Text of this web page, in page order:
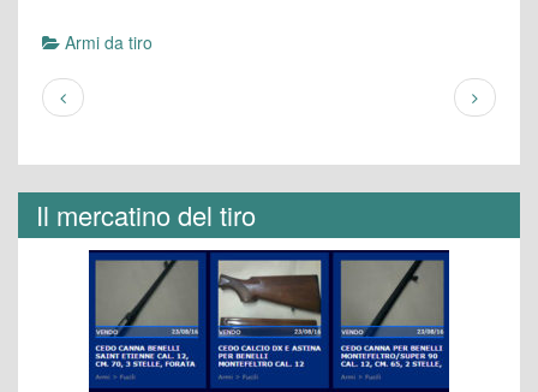
Armi da tiro
Il mercatino del tiro